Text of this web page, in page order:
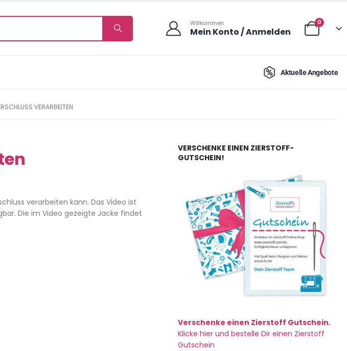
Willkommen
Mein Konto / Anmelden
0
Aktuelle Angebote
VERARBEITEN
verarbeiten kann. Das Video ist
Die im Video gezeigte Jacke findet
VERSCHENKE EINEN ZIERSTOFF-
GUTSCHEIN!
Verschenke einen Zierstoff Gutschein.
Klicke hier und bestelle Dir einen Zierstoff
Gutschein